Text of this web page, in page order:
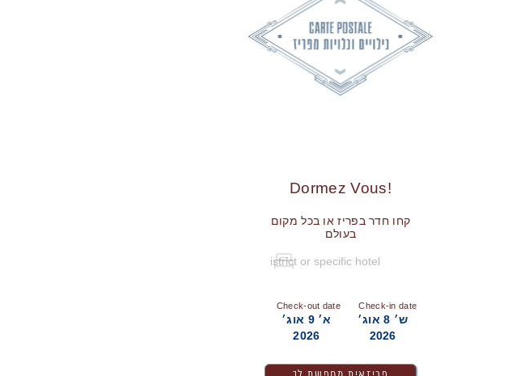
!Dormez Vous
קחו חדר בפריז או בכל מקום
בעולם
Check-in date
ש׳ 8 אוג׳
2026
Check-out date
א׳ 9 אוג׳
2026